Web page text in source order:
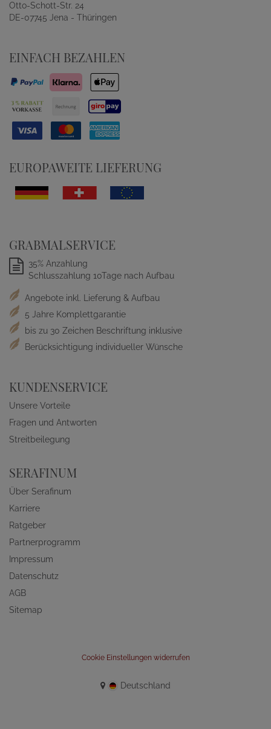
Otto-Schott-Str. 24
DE-07745 Jena - Thüringen
EINFACH BEZAHLEN
EUROPAWEITE LIEFERUNG
GRABMALSERVICE
35% Anzahlung
Schlusszahlung 10Tage nach Aufbau
Angebote inkl. Lieferung & Aufbau
5 Jahre Komplettgarantie
bis zu 30 Zeichen Beschriftung inklusive
Berücksichtigung individueller Wünsche
KUNDENSERVICE
Unsere Vorteile
Fragen und Antworten
Streitbeilegung
SERAFINUM
Über Serafinum
Karriere
Ratgeber
Partnerprogramm
Impressum
Datenschutz
AGB
Sitemap
Cookie Einstellungen widerrufen
Deutschland